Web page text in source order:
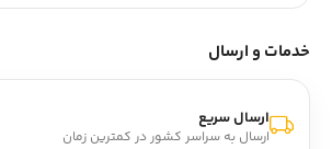
خدمات و ارسال
ارسال سریع
ارسال به سراسر کشور در کمترین زمان